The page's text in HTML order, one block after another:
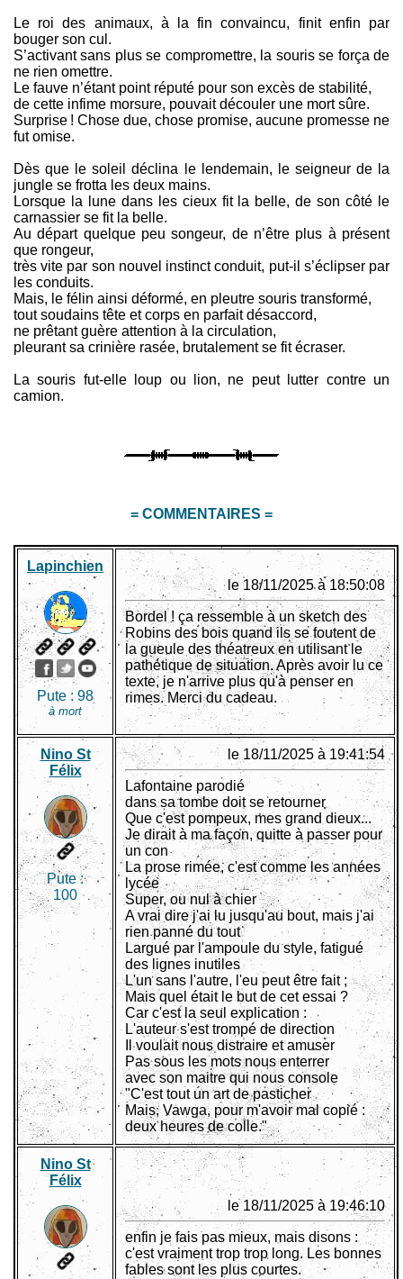
Le roi des animaux, à la fin convaincu, finit enfin par
bouger son cul.
S’activant sans plus se compromettre, la souris se força de
ne rien omettre.
Le fauve n’étant point réputé pour son excès de stabilité,
de cette infime morsure, pouvait découler une mort sûre.
Surprise ! Chose due, chose promise, aucune promesse ne
fut omise.
Dès que le soleil déclina le lendemain, le seigneur de la
jungle se frotta les deux mains.
Lorsque la lune dans les cieux fit la belle, de son côté le
carnassier se fit la belle.
Au départ quelque peu songeur, de n’être plus à présent
que rongeur,
très vite par son nouvel instinct conduit, put-il s’éclipser par
les conduits.
Mais, le félin ainsi déformé, en pleutre souris transformé,
tout soudains tête et corps en parfait désaccord,
ne prêtant guère attention à la circulation,
pleurant sa crinière rasée, brutalement se fit écraser.
La souris fut-elle loup ou lion, ne peut lutter contre un
camion.
= COMMENTAIRES =
Lapinchien
Pute : 98
à mort
le 18/11/2025 à 18:50:08
Bordel ! ça ressemble à un sketch des
Robins des bois quand ils se foutent de
la gueule des théatreux en utilisant le
pathétique de situation. Après avoir lu ce
texte, je n'arrive plus qu'à penser en
rimes. Merci du cadeau.
Nino St
Félix
Pute :
100
le 18/11/2025 à 19:41:54
Lafontaine parodié
dans sa tombe doit se retourner
Que c'est pompeux, mes grand dieux...
Je dirait à ma façon, quitte à passer pour
un con
La prose rimée, c'est comme les années
lycée
Super, ou nul à chier
A vrai dire j'ai lu jusqu'au bout, mais j'ai
rien panné du tout
Largué par l'ampoule du style, fatigué
des lignes inutiles
L'un sans l'autre, l'eu peut être fait ;
Mais quel était le but de cet essai ?
Car c'est la seul explication :
L'auteur s'est trompé de direction
Il voulait nous distraire et amuser
Pas sous les mots nous enterrer
avec son maitre qui nous console
"C'est tout un art de pasticher
Mais, Vawga, pour m'avoir mal copié :
deux heures de colle."
Nino St
Félix
le 18/11/2025 à 19:46:10
enfin je fais pas mieux, mais disons :
c'est vraiment trop trop long. Les bonnes
fables sont les plus courtes.